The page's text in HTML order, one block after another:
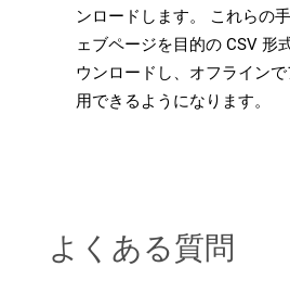
ンロードします。 これらの
ェブページを目的の CSV 形
ウンロードし、オフライン
用できるようになります。
よくある質問